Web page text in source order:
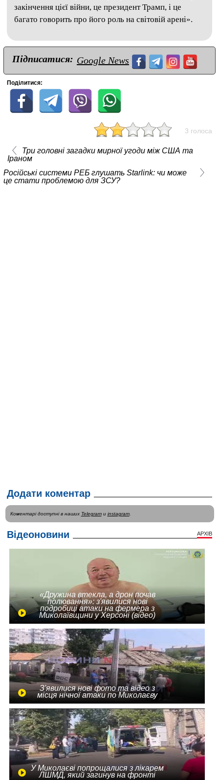
закінчення цієї війни, це президент Трамп, і це
багато говорить про його роль на світовій арені».
Підписатися: Google News
Поділитися:
3 голоса
Три головні загадки мирної угоди між США та
Іраном
Російські системи РЕБ глушать Starlink: чи може
це стати проблемою для ЗСУ?
Додати коментар
Коментарі доступні в наших Telegramи instagram.
Відеоновини АРХІВ
«Дружина втекла, а дрон почав
полювання»: з'явилися нові
подробиці атаки на фермера з
Миколаївщини у Херсоні (відео)
З'явилися нові фото та відео з
місця нічної атаки по Миколаєву
У Миколаєві попрощалися з лікарем
ЛШМД, який загинув на фронті